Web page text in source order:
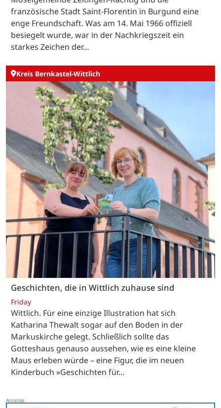
französische Stadt Saint-Florentin in Burgund eine
enge Freundschaft. Was am 14. Mai 1966 offiziell
besiegelt wurde, war in der Nachkriegszeit ein
starkes Zeichen der…
Kreis Bernkastel-Wittlich
Geschichten, die in Wittlich zuhause sind
Friday
Wittlich. Für eine einzige Illustration hat sich
Katharina Thewalt sogar auf den Boden in der
Markuskirche gelegt. Schließlich sollte das
Gotteshaus genauso aussehen, wie es eine kleine
Maus erleben würde – eine Figur, die im neuen
Kinderbuch »Geschichten für…